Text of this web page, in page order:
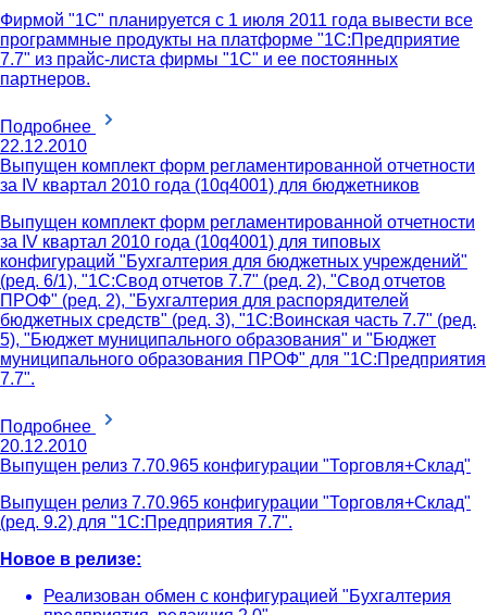
Фирмой "1С" планируется с 1 июля 2011 года вывести все
программные продукты на платформе "1С:Предприятие
7.7" из прайс-листа фирмы "1С" и ее постоянных
партнеров.
Подробнее
22.12.2010
Выпущен комплект форм регламентированной отчетности
за IV квартал 2010 года (10q4001) для бюджетников
Выпущен комплект форм регламентированной отчетности
за IV квартал 2010 года (10q4001) для типовых
конфигураций "Бухгалтерия для бюджетных учреждений"
(ред. 6/1), "1С:Свод отчетов 7.7" (ред. 2), "Свод отчетов
ПРОФ" (ред. 2), "Бухгалтерия для распорядителей
бюджетных средств" (ред. 3), "1С:Воинская часть 7.7" (ред.
5), "Бюджет муниципального образования" и "Бюджет
муниципального образования ПРОФ" для "1С:Предприятия
7.7".
Подробнее
20.12.2010
Выпущен релиз 7.70.965 конфигурации "Торговля+Склад"
Выпущен релиз 7.70.965 конфигурации "Торговля+Склад"
(ред. 9.2) для "1С:Предприятия 7.7".
Новое в релизе:
Реализован обмен с конфигурацией "Бухгалтерия